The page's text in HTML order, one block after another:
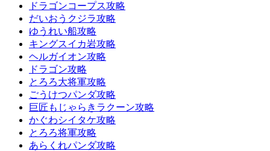
ドラゴンコープス攻略
だいおうクジラ攻略
ゆうれい船攻略
キングスイカ岩攻略
ヘルガイオン攻略
ドラゴン攻略
とろろ大将軍攻略
ごうけつパンダ攻略
巨匠もじゃらきラクーン攻略
かぐわシイタケ攻略
とろろ将軍攻略
あらくれパンダ攻略